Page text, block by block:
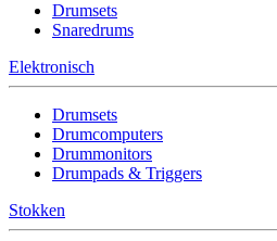
Drumsets
Snaredrums
Elektronisch
Drumsets
Drumcomputers
Drummonitors
Drumpads & Triggers
Stokken